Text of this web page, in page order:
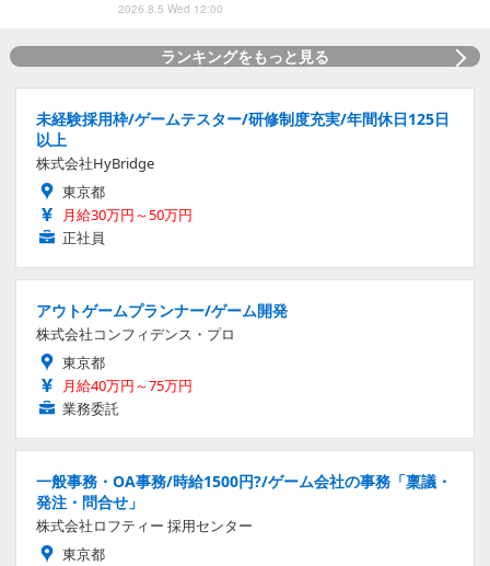
2026.8.5 Wed 12:00
ランキングをもっと見る
未経験採用枠/ゲームテスター/研修制度充実/年間休日125日
以上
株式会社HyBridge
東京都
月給30万円～50万円
正社員
アウトゲームプランナー/ゲーム開発
株式会社コンフィデンス・プロ
東京都
月給40万円～75万円
業務委託
一般事務・OA事務/時給1500円?/ゲーム会社の事務「稟議・
発注・問合せ」
株式会社ロフティー 採用センター
東京都